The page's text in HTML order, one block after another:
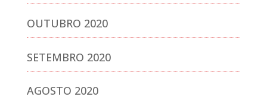
OUTUBRO 2020
SETEMBRO 2020
AGOSTO 2020